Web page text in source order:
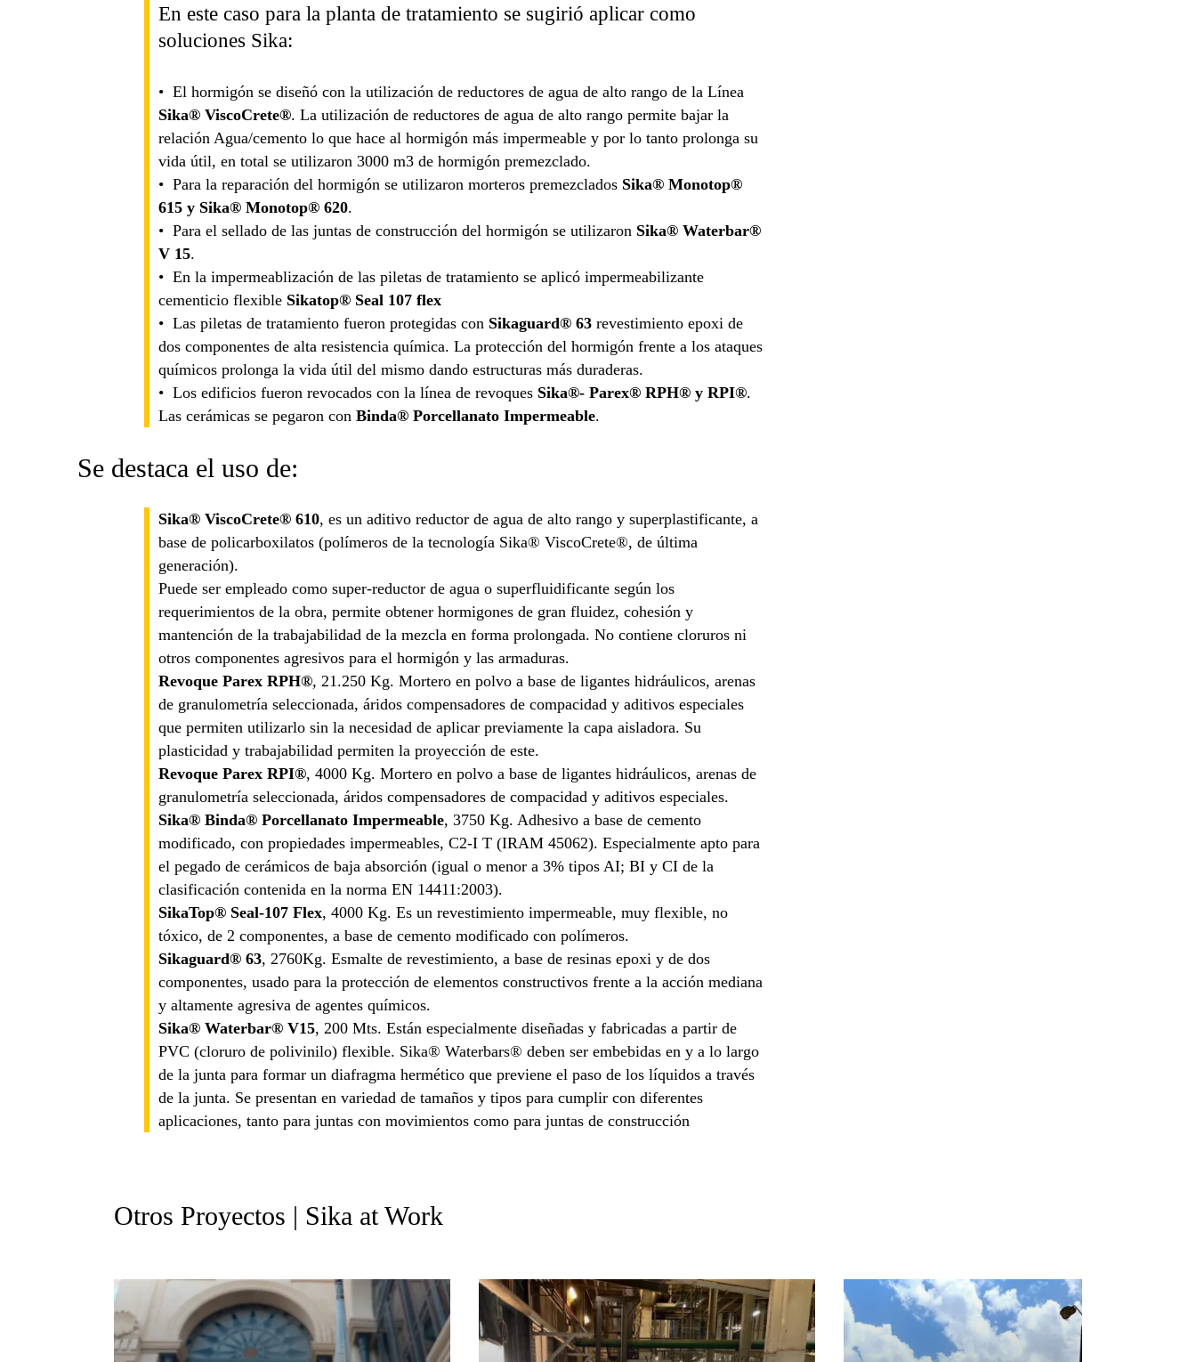
En este caso para la planta de tratamiento se sugirió aplicar como
soluciones Sika:
• El hormigón se diseñó con la utilización de reductores de agua de alto rango de la Línea
Sika® ViscoCrete®. La utilización de reductores de agua de alto rango permite bajar la
relación Agua/cemento lo que hace al hormigón más impermeable y por lo tanto prolonga su
vida útil, en total se utilizaron 3000 m3 de hormigón premezclado.
• Para la reparación del hormigón se utilizaron morteros premezclados Sika® Monotop®
615 y Sika® Monotop® 620.
• Para el sellado de las juntas de construcción del hormigón se utilizaron Sika® Waterbar®
V 15.
• En la impermeablización de las piletas de tratamiento se aplicó impermeabilizante
cementicio flexible Sikatop® Seal 107 flex
• Las piletas de tratamiento fueron protegidas con Sikaguard® 63 revestimiento epoxi de
dos componentes de alta resistencia química. La protección del hormigón frente a los ataques
químicos prolonga la vida útil del mismo dando estructuras más duraderas.
• Los edificios fueron revocados con la línea de revoques Sika®- Parex® RPH® y RPI®.
Las cerámicas se pegaron con Binda® Porcellanato Impermeable.
Se destaca el uso de:
Sika® ViscoCrete® 610, es un aditivo reductor de agua de alto rango y superplastificante, a
base de policarboxilatos (polímeros de la tecnología Sika® ViscoCrete®, de última
generación).
Puede ser empleado como super-reductor de agua o superfluidificante según los
requerimientos de la obra, permite obtener hormigones de gran fluidez, cohesión y
mantención de la trabajabilidad de la mezcla en forma prolongada. No contiene cloruros ni
otros componentes agresivos para el hormigón y las armaduras.
Revoque Parex RPH®, 21.250 Kg. Mortero en polvo a base de ligantes hidráulicos, arenas
de granulometría seleccionada, áridos compensadores de compacidad y aditivos especiales
que permiten utilizarlo sin la necesidad de aplicar previamente la capa aisladora. Su
plasticidad y trabajabilidad permiten la proyección de este.
Revoque Parex RPI®, 4000 Kg. Mortero en polvo a base de ligantes hidráulicos, arenas de
granulometría seleccionada, áridos compensadores de compacidad y aditivos especiales.
Sika® Binda® Porcellanato Impermeable, 3750 Kg. Adhesivo a base de cemento
modificado, con propiedades impermeables, C2-I T (IRAM 45062). Especialmente apto para
el pegado de cerámicos de baja absorción (igual o menor a 3% tipos AI; BI y CI de la
clasificación contenida en la norma EN 14411:2003).
SikaTop® Seal-107 Flex, 4000 Kg. Es un revestimiento impermeable, muy flexible, no
tóxico, de 2 componentes, a base de cemento modificado con polímeros.
Sikaguard® 63, 2760Kg. Esmalte de revestimiento, a base de resinas epoxi y de dos
componentes, usado para la protección de elementos constructivos frente a la acción mediana
y altamente agresiva de agentes químicos.
Sika® Waterbar® V15, 200 Mts. Están especialmente diseñadas y fabricadas a partir de
PVC (cloruro de polivinilo) flexible. Sika® Waterbars® deben ser embebidas en y a lo largo
de la junta para formar un diafragma hermético que previene el paso de los líquidos a través
de la junta. Se presentan en variedad de tamaños y tipos para cumplir con diferentes
aplicaciones, tanto para juntas con movimientos como para juntas de construcción
Otros Proyectos | Sika at Work
Sika At Work: Revestimientos
Silos de SAMAN